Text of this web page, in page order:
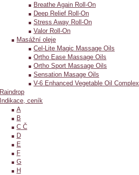
Breathe Again Roll-On
Deep Relief Roll-On
Stress Away Roll-On
Valor Roll-On
Masážní oleje
Cel-Lite Magic Massage Oils
Ortho Ease Massage Oils
Ortho Sport Massage Oils
Sensation Masage Oils
V-6 Enhanced Vegetable Oil Complex
Raindrop
Indikace, ceník
A
B
C Č
D
E
F
G
H